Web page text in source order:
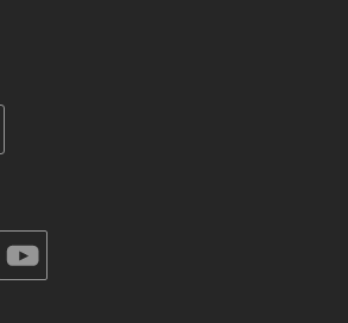
soundcloud